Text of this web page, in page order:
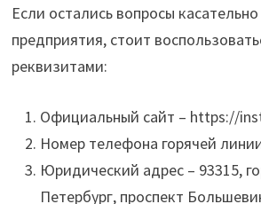
Если остались вопросы
предприятия, стоит
реквизитами:
Официальный сайт – https://
Номер телефона горячей
Юридический адрес – 93315,
Петербург, проспект